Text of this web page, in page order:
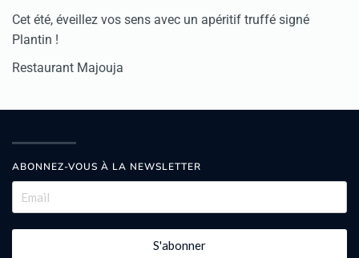
Cet été, éveillez vos sens avec un apéritif truffé signé
Plantin !
Restaurant Majouja
ABONNEZ-VOUS À LA NEWSLETTER
S'abonner